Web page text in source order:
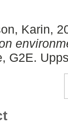
Karin,
G2E.